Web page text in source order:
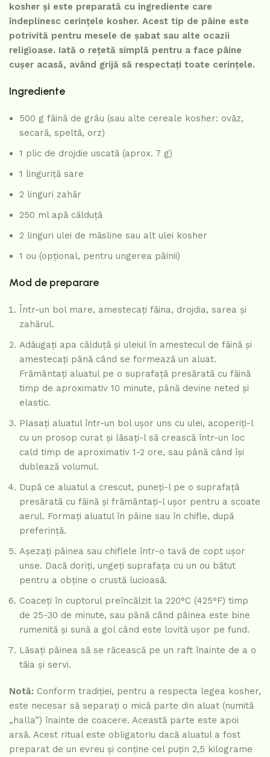
kosher și este preparată cu ingrediente care
îndeplinesc cerințele kosher. Acest tip de pâine este
potrivită pentru mesele de șabat sau alte ocazii
religioase. Iată o rețetă simplă pentru a face pâine
cușer acasă, având grijă să respectați toate cerințele.
Ingrediente
500 g făină de grâu (sau alte cereale kosher: ovăz,
secară, speltă, orz)
1 plic de drojdie uscată (aprox. 7 g)
1 linguriță sare
2 linguri zahăr
250 ml apă călduță
2 linguri ulei de măsline sau alt ulei kosher
1 ou (opțional, pentru ungerea pâinii)
Mod de preparare
Într-un bol mare, amestecați făina, drojdia, sarea și
zahărul.
Adăugați apa călduță și uleiul în amestecul de făină și
amestecați până când se formează un aluat.
Frământați aluatul pe o suprafață presărată cu făină
timp de aproximativ 10 minute, până devine neted și
elastic.
Plasați aluatul într-un bol ușor uns cu ulei, acoperiți-l
cu un prosop curat și lăsați-l să crească într-un loc
cald timp de aproximativ 1-2 ore, sau până când își
dublează volumul.
După ce aluatul a crescut, puneți-l pe o suprafață
presărată cu făină și frământați-l ușor pentru a scoate
aerul. Formați aluatul în pâine sau în chifle, după
preferință.
Așezați pâinea sau chiflele într-o tavă de copt ușor
unse. Dacă doriți, ungeți suprafața cu un ou bătut
pentru a obține o crustă lucioasă.
Coaceți în cuptorul preîncălzit la 220°C (425°F) timp
de 25-30 de minute, sau până când pâinea este bine
rumenită și sună a gol când este lovită ușor pe fund.
Lăsați pâinea să se răcească pe un raft înainte de a o
tăia și servi.
Notă: Conform tradiției, pentru a respecta legea kosher,
este necesar să separați o mică parte din aluat (numită
„halla”) înainte de coacere. Această parte este apoi
arsă. Acest ritual este obligatoriu dacă aluatul a fost
preparat de un evreu și conține cel puțin 2,5 kilograme